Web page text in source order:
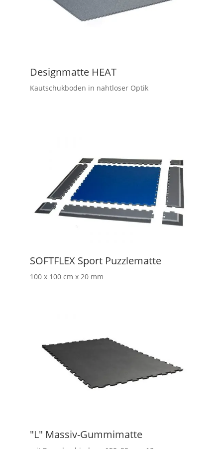
Designmatte HEAT
Kautschukboden in nahtloser Optik
SOFTFLEX Sport Puzzlematte
100 x 100 cm x 20 mm
"L" Massiv-Gummimatte